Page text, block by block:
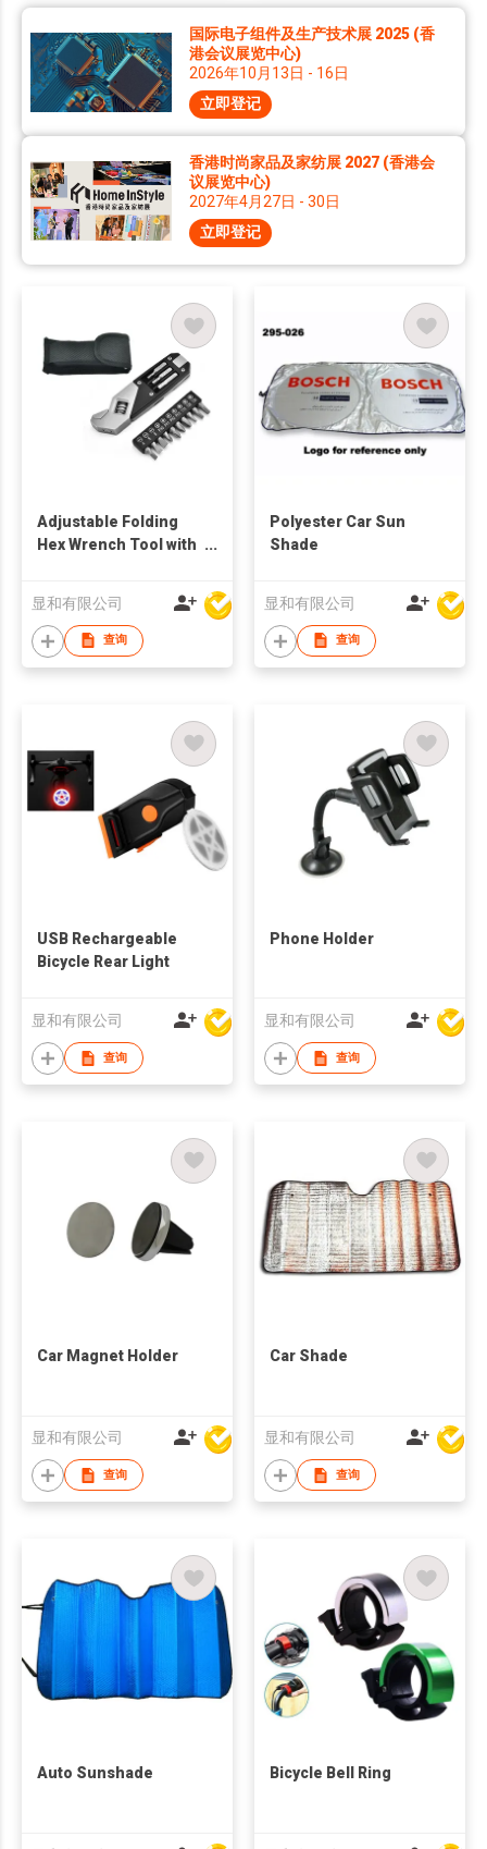
国际电子组件及生产技术展 2025 (香
港会议展览中心)
2026年10月13日 - 16日
立即登记
香港时尚家品及家纺展 2027 (香港会
议展览中心)
2027年4月27日 - 30日
立即登记
Adjustable Folding
Hex Wrench Tool with
显和有限公司
查询
Polyester Car Sun
Shade
显和有限公司
查询
USB Rechargeable
Bicycle Rear Light
显和有限公司
查询
Phone Holder
显和有限公司
查询
Car Magnet Holder
显和有限公司
查询
Car Shade
显和有限公司
查询
Auto Sunshade Bicycle Bell Ring